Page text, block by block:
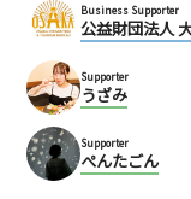
Business Supporter
公益財団法人
Supporter
うざみ
Supporter
ぺんたごん